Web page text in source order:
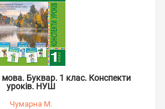
мова. Буквар. 1 клас. Конспекти
уроків. НУШ
Чумарна М.